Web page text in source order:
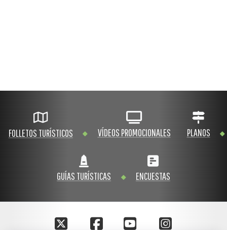
FOLLETOS TURÍSTICOS VÍDEOS PROMOCIONALES PLANOS
GUÍAS TURÍSTICAS ENCUESTAS